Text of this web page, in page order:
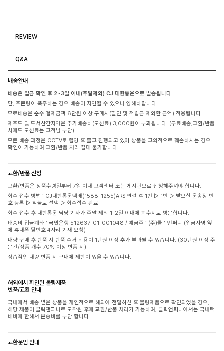
REVIEW
Q&A
배송안내
배송은 입금 확인 후 2~3일 이내(주말제외) CJ 대한통운으로 발송됩니다.
단, 주문량이 폭주하는 경우 배송이 지연될 수 있으니 양해바랍니다.
무료배송은 순수 결제금액 6만원 이상 구매시(할인 및 적립금 제외한 금액) 적용됩니다.
제주도 및 도서산간지역은 추가배송비(도선료) 3,000원이 부과됩니다. (무료배송,교환/반품
시에도 도선료는 고객님 부담)
모든 배송 과정은 CCTV로 촬영 후 출고 진행되고 있어 상품을 고의적으로 훼손하시는 경우
확인이 가능하며 교환/반품 처리 절대 불가합니다.
교환/반품 신청
교환/반품은 상품수령일부터 7일 이내 고객센터 또는 게시판으로 신청해주셔야 합니다.
회수 접수 방법 : CJ대한통운택배(1588-1255)ARS 연결 후 1번 ▷ 1번 ▷ 받으신 운송장 번
호 등록 ▷ 착불로 선택 ▷ 회수접수 완료
회수 접수 후 대한통운 담당 기사가 주말 제외 1-2일 이내에 회수지로 방문합니다.
배송비 입금계좌 : 국민은행 512637-01-001048 / 예금주 : (주)클릭앤퍼니 (입금자명 옆
에 휴대폰 뒷번호 4자리 기재 요청)
대량 구매 후 반품 시 반품 수거 비용이 1만원 이상 추가 부과될 수 있습니다. (30만원 이상 주
문건/상품 개수 70% 이상 반품 시)
상습적인 대량 반품 시 구매에 제한이 있을 수 있습니다.
해외에서 확인된 불량제품
반품/교환 안내
국내에서 배송 받은 상품을 개인적으로 해외에 전달하신 후 불량제품으로 확인되었을 경우,
해당 제품이 클릭앤퍼니로 도착된 후에 교환/반품 처리가 가능하며, 클릭앤퍼니에서는 국내택
배비에 한해서 운송비를 부담 합니다
교환운임 안내